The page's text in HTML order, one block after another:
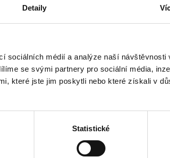
Detaily
sociálních médií a analýze naší návštěvnosti
se svými partnery pro sociální média,
které jste jim poskytli nebo které získali v
Statistické